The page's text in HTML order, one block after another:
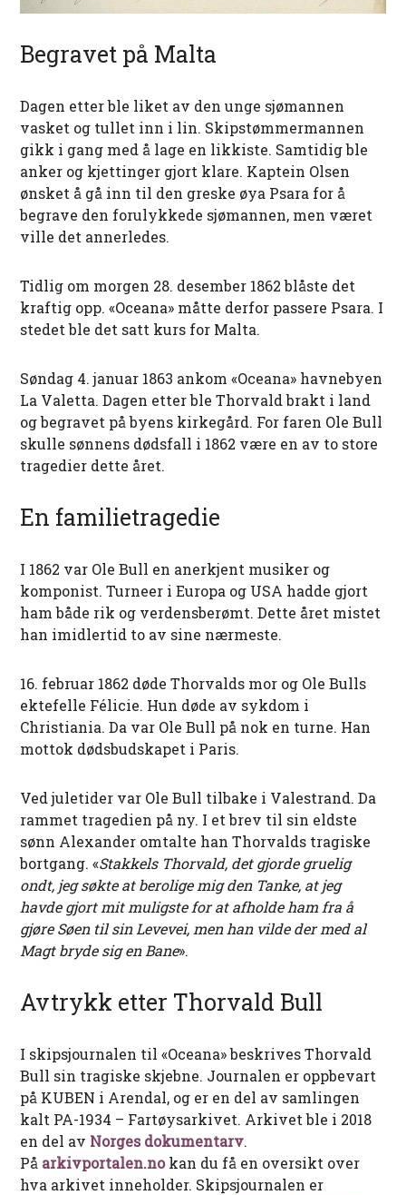
Begravet på Malta
Dagen etter ble liket av den unge sjømannen
vasket og tullet inn i lin. Skipstømmermannen
gikk i gang med å lage en likkiste. Samtidig ble
anker og kjettinger gjort klare. Kaptein Olsen
ønsket å gå inn til den greske øya Psara for å
begrave den forulykkede sjømannen, men været
ville det annerledes.
Tidlig om morgen 28. desember 1862 blåste det
kraftig opp. «Oceana» måtte derfor passere Psara. I
stedet ble det satt kurs for Malta.
Søndag 4. januar 1863 ankom «Oceana» havnebyen
La Valetta. Dagen etter ble Thorvald brakt i land
og begravet på byens kirkegård. For faren Ole Bull
skulle sønnens dødsfall i 1862 være en av to store
tragedier dette året.
En familietragedie
I 1862 var Ole Bull en anerkjent musiker og
komponist. Turneer i Europa og USA hadde gjort
ham både rik og verdensberømt. Dette året mistet
han imidlertid to av sine nærmeste.
16. februar 1862 døde Thorvalds mor og Ole Bulls
ektefelle Félicie. Hun døde av sykdom i
Christiania. Da var Ole Bull på nok en turne. Han
mottok dødsbudskapet i Paris.
Ved juletider var Ole Bull tilbake i Valestrand. Da
rammet tragedien på ny. I et brev til sin eldste
sønn Alexander omtalte han Thorvalds tragiske
bortgang. «Stakkels Thorvald, det gjorde gruelig
ondt, jeg søkte at berolige mig den Tanke, at jeg
havde gjort mit muligste for at afholde ham fra å
gjøre Søen til sin Levevei, men han vilde der med al
Magt bryde sig en Bane».
Avtrykk etter Thorvald Bull
I skipsjournalen til «Oceana» beskrives Thorvald
Bull sin tragiske skjebne. Journalen er oppbevart
på KUBEN i Arendal, og er en del av samlingen
kalt PA-1934 – Fartøysarkivet. Arkivet ble i 2018
en del av Norges dokumentarv.
På arkivportalen.nokan du få en oversikt over
hva arkivet inneholder. Skipsjournalen er